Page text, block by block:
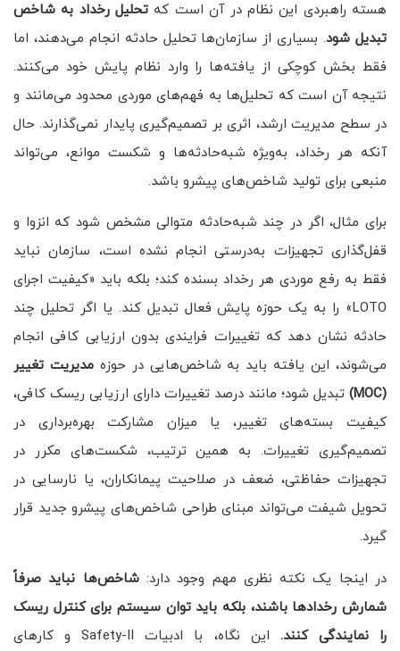
هسته راهبردی این نظام در آن است که تحلیل رخداد به شاخص
تبدیل شود. بسیاری از سازمان‌ها تحلیل حادثه انجام می‌دهند، اما
فقط بخش کوچکی از یافته‌ها را وارد نظام پایش خود می‌کنند.
نتیجه آن است که تحلیل‌ها به فهم‌های موردی محدود می‌مانند و
در سطح مدیریت ارشد، اثری بر تصمیم‌گیری پایدار نمی‌گذارند. حال
آنکه هر رخداد، به‌ویژه شبه‌حادثه‌ها و شکست موانع، می‌تواند
منبعی برای تولید شاخص‌های پیشرو باشد.
برای مثال، اگر در چند شبه‌حادثه متوالی مشخص شود که انزوا و
قفل‌گذاری تجهیزات به‌درستی انجام نشده است، سازمان نباید
فقط به رفع موردی هر رخداد بسنده کند؛ بلکه باید «کیفیت اجرای
LOTO» را به یک حوزه پایش فعال تبدیل کند. یا اگر تحلیل چند
حادثه نشان دهد که تغییرات فرایندی بدون ارزیابی کافی انجام
می‌شوند، این یافته باید به شاخص‌هایی در حوزهمدیریت تغییر
(
MOC
) تبدیل شود؛ مانند درصد تغییرات دارای ارزیابی ریسک کافی،
کیفیت بسته‌های تغییر، یا میزان مشارکت بهره‌برداری در
تصمیم‌گیری تغییرات. به همین ترتیب، شکست‌های مکرر در
تجهیزات حفاظتی، ضعف در صلاحیت پیمانکاران، یا نارسایی در
تحویل شیفت می‌تواند مبنای طراحی شاخص‌های پیشرو جدید قرار
گیرد.
در اینجا یک نکته نظری مهم وجود دارد:شاخص‌ها نباید صرفاً
شمارش رخدادها باشند، بلکه باید توان سیستم برای کنترل ریسک
را نمایندگی کنند.
این نگاه، با ادبیات Safety-II و کارهای